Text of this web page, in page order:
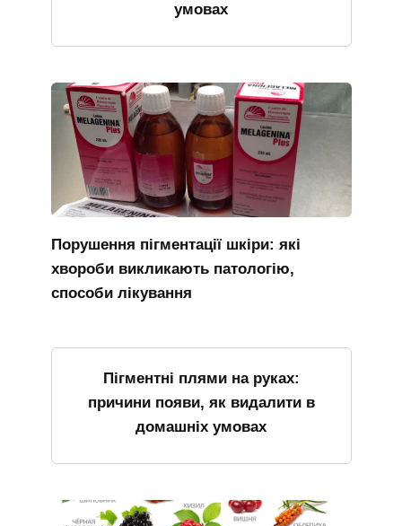
умовах
Порушення пігментації шкіри: які
хвороби викликають патологію,
способи лікування
Пігментні плями на руках:
причини появи, як видалити в
домашніх умовах